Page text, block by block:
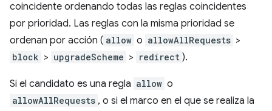
coincidente ordenando todas las reglas coincidentes
por prioridad. Las reglas con la misma prioridad se
ordenan por acción ( allow o allowAllRequests >
block > upgradeScheme > redirect ).
Si el candidato es una regla allow o
allowAllRequests , o si el marco en el que se realiza la